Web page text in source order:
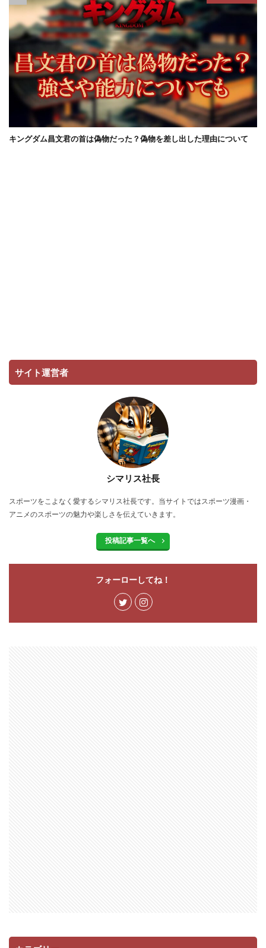
キングダム昌文君の首は偽物だった？偽物を差し出した理由について
サイト運営者
シマリス社長
スポーツをこよなく愛するシマリス社長です。当サイトではスポーツ漫画・
アニメのスポーツの魅力や楽しさを伝えていきます。
投稿記事一覧へ
フォーローしてね！